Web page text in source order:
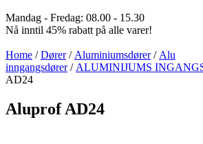
Mandag - Fredag: 08.00 - 15.30
Nå inntil 45% rabatt på alle varer!
Home /Dører/ Aluminiumsdører/ Alu
inngangsdører/ ALUMINIJUMS
AD24
Aluprof AD24